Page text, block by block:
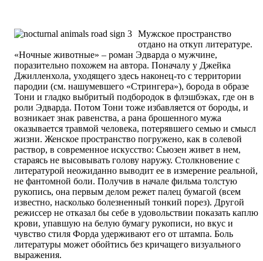
Мужское пространство
отдано на откуп литературе.
«Ночные животные» – роман Эдварда о мужчине,
поразительно похожем на автора. Поначалу у Джейка
Джилленхола, уходящего здесь наконец-то с территории
пародии (см. нашумевшего «Стрингера»), борода в образе
Тони и гладко выбритый подбородок в флэшбэках, где он в
роли Эдварда. Потом Тони тоже избавляется от бороды, и
возникает знак равенства, а рана брошенного мужа
оказывается травмой человека, потерявшего семью и смысл
жизни. Женское пространство погружено, как в солевой
раствор, в современное искусство: Сьюзен живет в нем,
стараясь не высовывать голову наружу. Столкновение с
литературой неожиданно выводит ее в измерение реальной,
не фантомной боли. Получив в начале фильма толстую
рукопись, она первым делом режет палец бумагой (всем
известно, насколько болезненный тонкий порез). Другой
режиссер не отказал бы себе в удовольствии показать каплю
крови, упавшую на белую бумагу рукописи, но вкус и
чувство стиля Форда удерживают его от штампа. Боль
литературы может обойтись без кричащего визуального
выражения.